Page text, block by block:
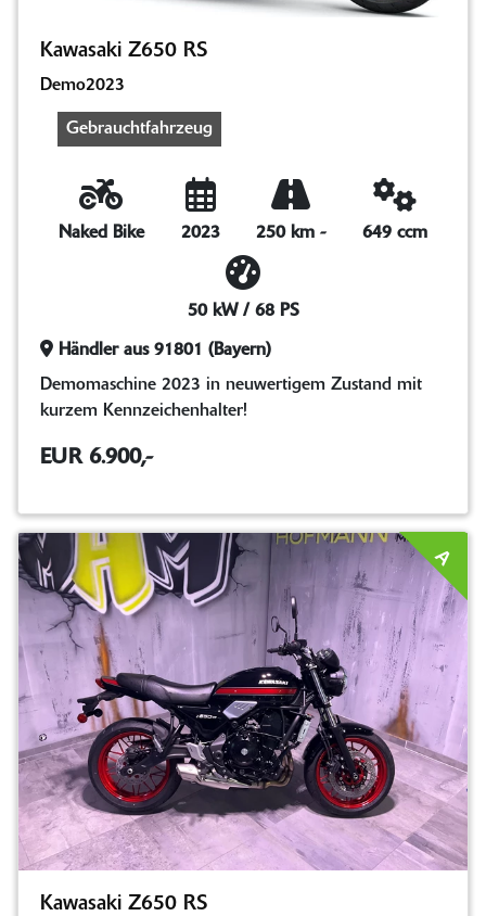
Kawasaki Z650 RS
Demo2023
Gebrauchtfahrzeug
Naked Bike 2023 250 km - 649 ccm
50 kW / 68 PS
Händler aus 91801 (Bayern)
Demomaschine 2023 in neuwertigem Zustand mit
kurzem Kennzeichenhalter!
EUR 6.900,-
Kawasaki Z650 RS
A